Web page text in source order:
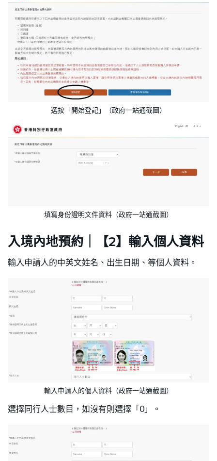
選按「開始登記」（政府一站通截圖）
填寫身份證明文件資料（政府一站通截圖）
入境內地預約｜【2】輸入個人資料
輸入申請人的中英文姓名、出生日期、等個人資料。
輸入申請人的個人資料（政府一站通截圖）
選擇同行人士數目，如沒有則選擇「0」。